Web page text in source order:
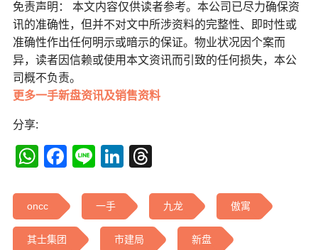
免责声明： 本文内容仅供读者参考。本公司已尽力确保资
讯的准确性，但并不对文中所涉资料的完整性、即时性或
准确性作出任何明示或暗示的保证。物业状况因个案而
异，读者因信赖或使用本文资讯而引致的任何损失，本公
司概不负责。
更多一手新盘资讯及销售资料
分享:
WhatsApp
Facebook
LineLinkedIn
oncc 一手 九龙 傲寓
其士集团 市建局 新盘